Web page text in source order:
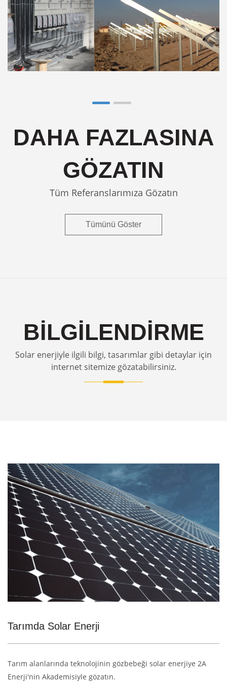
DAHA FAZLASINA
GÖZATIN
Tüm Referanslarımıza Gözatın
Tümünü Göster
BİLGİLENDİRME
Solar enerjiyle ilgili bilgi, tasarımlar gibi detaylar için
internet sitemize gözatabilirsiniz.
Tarımda Solar Enerji
Tarım alanlarında teknolojinin gözbebeği solar enerjiye 2A
Enerji'nin Akademisiyle gözatın.